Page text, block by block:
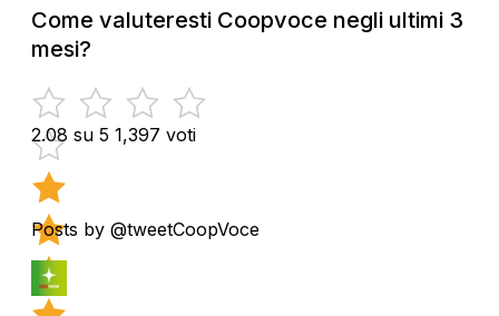
Come valuteresti Coopvoce negli ultimi 3
mesi?
2.08 su 5 1,397 voti
Posts by @tweetCoopVoce